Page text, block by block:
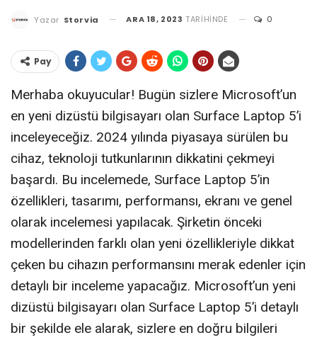
Yazar Storvia ARA 18, 2023 TARIHINDE 0
Pay
Merhaba okuyucular! Bugün sizlere Microsoft’un
en yeni dizüstü bilgisayarı olan Surface Laptop 5’i
inceleyeceğiz. 2024 yılında piyasaya sürülen bu
cihaz, teknoloji tutkunlarının dikkatini çekmeyi
başardı. Bu incelemede, Surface Laptop 5’in
özellikleri, tasarımı, performansı, ekranı ve genel
olarak incelemesi yapılacak. Şirketin önceki
modellerinden farklı olan yeni özellikleriyle dikkat
çeken bu cihazın performansını merak edenler için
detaylı bir inceleme yapacağız. Microsoft’un yeni
dizüstü bilgisayarı olan Surface Laptop 5’i detaylı
bir şekilde ele alarak, sizlere en doğru bilgileri